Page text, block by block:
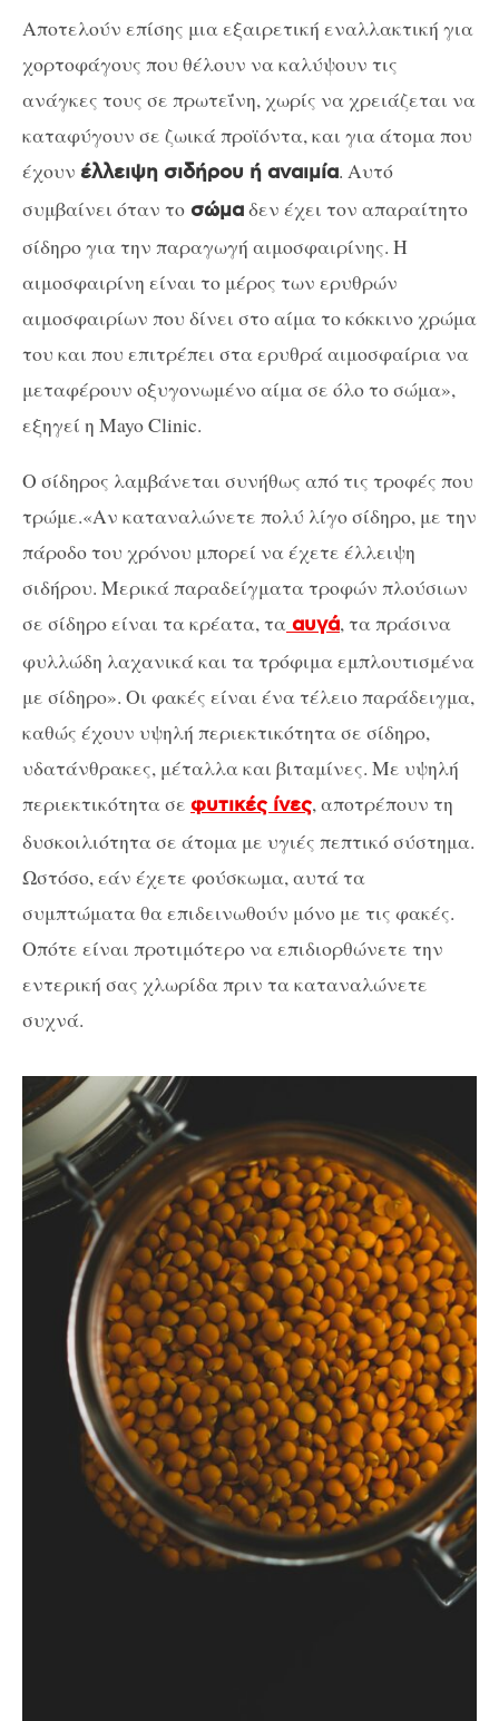
Αποτελούν επίσης μια εξαιρετική εναλλακτική για
χορτοφάγους που θέλουν να καλύψουν τις
ανάγκες τους σε πρωτεΐνη, χωρίς να χρειάζεται να
καταφύγουν σε ζωικά προϊόντα, και για άτομα που
έχουν έλλειψη σιδήρου ή αναιμία. Αυτό
συμβαίνει όταν το σώμαδεν έχει τον απαραίτητο
σίδηρο για την παραγωγή αιμοσφαιρίνης. Η
αιμοσφαιρίνη είναι το μέρος των ερυθρών
αιμοσφαιρίων που δίνει στο αίμα το κόκκινο χρώμα
του και που επιτρέπει στα ερυθρά αιμοσφαίρια να
μεταφέρουν οξυγονωμένο αίμα σε όλο το σώμα»,
εξηγεί η Mayo Clinic.
Ο σίδηρος λαμβάνεται συνήθως από τις τροφές που
τρώμε.«Αν καταναλώνετε πολύ λίγο σίδηρο, με την
πάροδο του χρόνου μπορεί να έχετε έλλειψη
σιδήρου. Μερικά παραδείγματα τροφών πλούσιων
σε σίδηρο είναι τα κρέατα, τα αυγά, τα πράσινα
φυλλώδη λαχανικά και τα τρόφιμα εμπλουτισμένα
με σίδηρο». Οι φακές είναι ένα τέλειο παράδειγμα,
καθώς έχουν υψηλή περιεκτικότητα σε σίδηρο,
υδατάνθρακες, μέταλλα και βιταμίνες. Με υψηλή
περιεκτικότητα σε φυτικές ίνες, αποτρέπουν τη
δυσκοιλιότητα σε άτομα με υγιές πεπτικό σύστημα.
Ωστόσο, εάν έχετε φούσκωμα, αυτά τα
συμπτώματα θα επιδεινωθούν μόνο με τις φακές.
Οπότε είναι προτιμότερο να επιδιορθώνετε την
εντερική σας χλωρίδα πριν τα καταναλώνετε
συχνά.